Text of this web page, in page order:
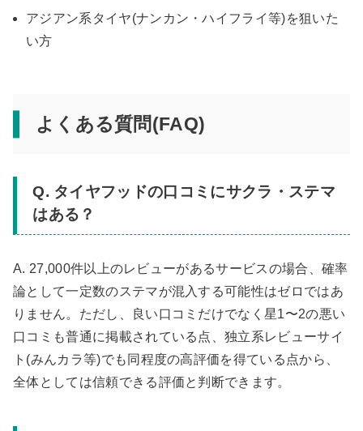
アジアン系タイヤ(ナンカン・ハイフライ等)を狙いた
い方
よくある質問(FAQ)
Q. タイヤフッドの口コミにサクラ・ステマ
はある？
A. 27,000件以上のレビューがあるサービスの場合、確率
論として一定数のステマが混入する可能性はゼロではあ
りません。ただし、良い口コミだけでなく星1〜2の悪い
口コミも普通に掲載されている点、独立系レビューサイ
ト(みんカラ等)でも同程度の高評価を得ている点から、
全体としては信頼できる評価と判断できます。